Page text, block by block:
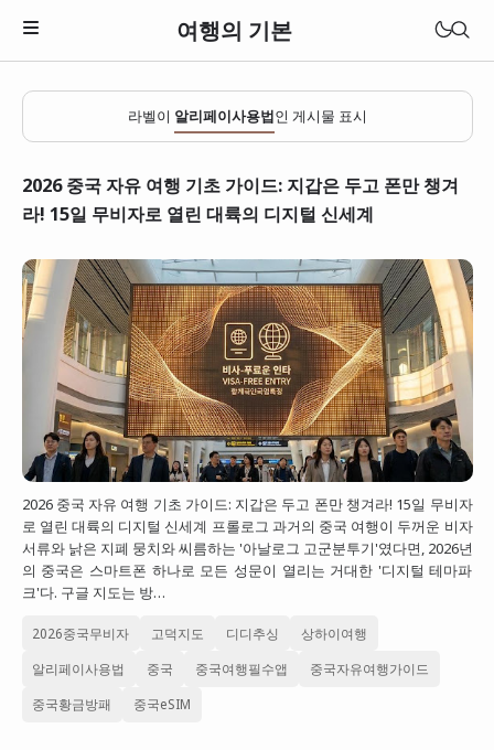
여행의 기본
일본
베트남
태국
대만
프랑스
이탈리아
스위스
스페인
라벨이 알리페이사용법인 게시물 표시
2026 중국 자유 여행 기초 가이드: 지갑은 두고 폰만 챙겨
라! 15일 무비자로 열린 대륙의 디지털 신세계
2026 중국 자유 여행 기초 가이드: 지갑은 두고 폰만 챙겨라! 15일 무비자
로 열린 대륙의 디지털 신세계 프롤로그 과거의 중국 여행이 두꺼운 비자
서류와 낡은 지폐 뭉치와 씨름하는 '아날로그 고군분투기'였다면, 2026년
의 중국은 스마트폰 하나로 모든 성문이 열리는 거대한 '디지털 테마파
크'다. 구글 지도는 방…
2026중국무비자 고덕지도 디디추싱 상하이여행
알리페이사용법 중국 중국여행필수앱 중국자유여행가이드
중국황금방패 중국eSIM